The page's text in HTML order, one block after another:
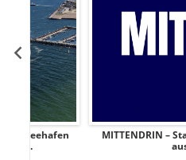
MITTENDRIN – Stadt
aus